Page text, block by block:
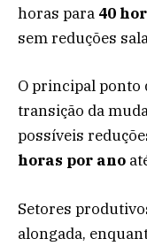
horas para 40
sem reduções
O principal ponto
transição da
possíveis
horas por ano
Setores
alongada,